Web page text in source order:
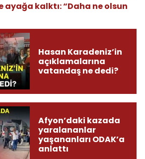
ayağa kalktı: “Daha ne olsun
Hasan Karadeniz’in
açıklamalarına
vatandaş ne dedi?
Afyon’daki kazada
yaralananlar
yaşananları ODAK’a
anlattı